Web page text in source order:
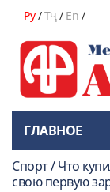
Ру/Тҷ/ En /
ГЛАВНОЕ
Спорт / Что
свою первую